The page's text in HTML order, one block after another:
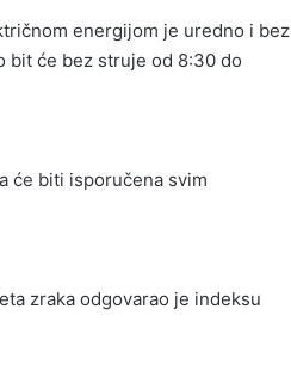
energijom je uredno i bez
bit će bez struje od 8:30 do
će biti isporučena svim
zraka odgovarao je indeksu